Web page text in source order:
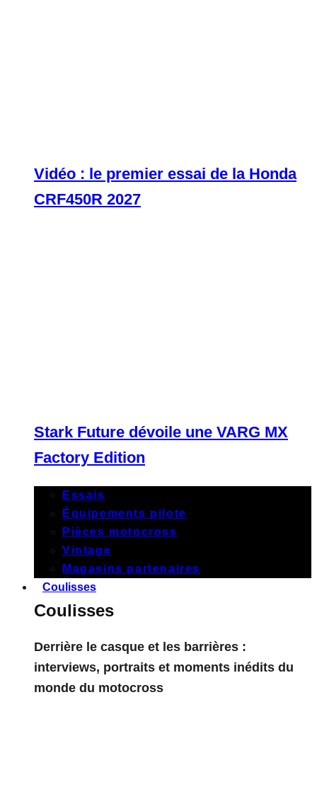
Vidéo : le premier essai de la Honda
CRF450R 2027
Stark Future dévoile une VARG MX
Factory Edition
Essais
Équipements pilote
Pièces motocross
Vintage
Magasins partenaires
Coulisses
Coulisses
Derrière le casque et les barrières :
interviews, portraits et moments inédits du
monde du motocross